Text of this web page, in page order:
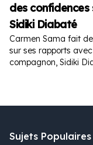
des confidences
Sidiki Diabaté
Carmen Sama fait
sur ses rapports
compagnon, Sidiki
Sujets Populaires